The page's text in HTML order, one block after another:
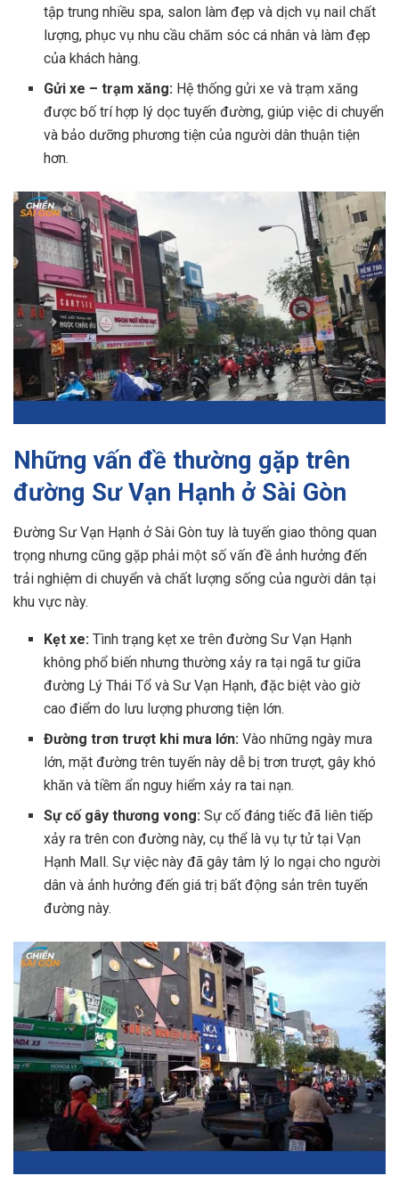
tập trung nhiều spa, salon làm đẹp và dịch vụ nail chất
lượng, phục vụ nhu cầu chăm sóc cá nhân và làm đẹp
của khách hàng.
Gửi xe – trạm xăng: Hệ thống gửi xe và trạm xăng
được bố trí hợp lý dọc tuyến đường, giúp việc di chuyển
và bảo dưỡng phương tiện của người dân thuận tiện
hơn.
Những vấn đề thường gặp trên
đường Sư Vạn Hạnh ở Sài Gòn
Đường Sư Vạn Hạnh ở Sài Gòn tuy là tuyến giao thông quan
trọng nhưng cũng gặp phải một số vấn đề ảnh hưởng đến
trải nghiệm di chuyển và chất lượng sống của người dân tại
khu vực này.
Kẹt xe: Tình trạng kẹt xe trên đường Sư Vạn Hạnh
không phổ biến nhưng thường xảy ra tại ngã tư giữa
đường Lý Thái Tổ và Sư Vạn Hạnh, đặc biệt vào giờ
cao điểm do lưu lượng phương tiện lớn.
Đường trơn trượt khi mưa lớn: Vào những ngày mưa
lớn, mặt đường trên tuyến này dễ bị trơn trượt, gây khó
khăn và tiềm ẩn nguy hiểm xảy ra tai nạn.
Sự cố gây thương vong: Sự cố đáng tiếc đã liên tiếp
xảy ra trên con đường này, cụ thể là vụ tự tử tại Vạn
Hạnh Mall. Sự việc này đã gây tâm lý lo ngại cho người
dân và ảnh hưởng đến giá trị bất động sản trên tuyến
đường này.